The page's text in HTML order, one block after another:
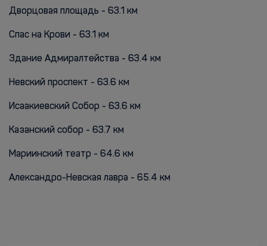
Дворцовая площадь - 63.1 км
Спас на Крови - 63.1 км
Здание Адмиралтейства - 63.4 км
Невский проспект - 63.6 км
Исаакиевский Собор - 63.6 км
Казанский собор - 63.7 км
Мариинский театр - 64.6 км
Александро-Невская лавра - 65.4 км